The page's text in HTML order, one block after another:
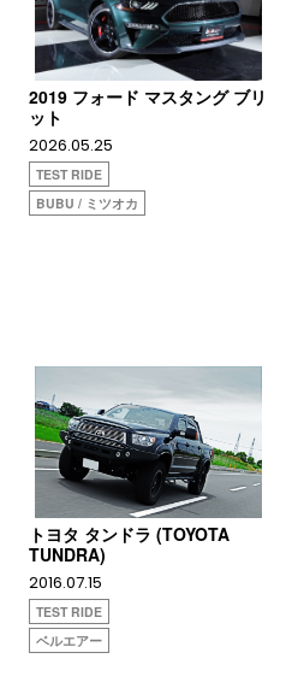
2019 フォード マスタング ブリ
ット
2026.05.25
TEST RIDE
BUBU / ミツオカ
トヨタ タンドラ (TOYOTA
TUNDRA)
2016.07.15
TEST RIDE
ベルエアー